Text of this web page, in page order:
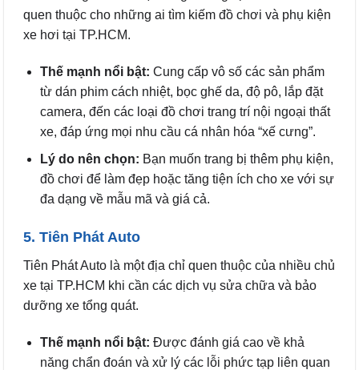
quen thuộc cho những ai tìm kiếm đồ chơi và phụ kiện
xe hơi tại TP.HCM.
Thế mạnh nổi bật: Cung cấp vô số các sản phẩm
từ dán phim cách nhiệt, bọc ghế da, độ pô, lắp đặt
camera, đến các loại đồ chơi trang trí nội ngoại thất
xe, đáp ứng mọi nhu cầu cá nhân hóa “xế cưng”.
Lý do nên chọn: Bạn muốn trang bị thêm phụ kiện,
đồ chơi để làm đẹp hoặc tăng tiện ích cho xe với sự
đa dạng về mẫu mã và giá cả.
5. Tiên Phát Auto
Tiên Phát Auto là một địa chỉ quen thuộc của nhiều chủ
xe tại TP.HCM khi cần các dịch vụ sửa chữa và bảo
dưỡng xe tổng quát.
Thế mạnh nổi bật: Được đánh giá cao về khả
năng chẩn đoán và xử lý các lỗi phức tạp liên quan